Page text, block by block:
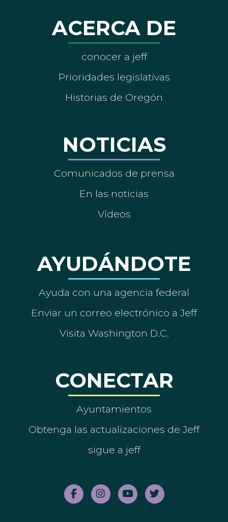
ACERCA DE
conocer a jeff
Prioridades legislativas
Historias de Oregón
NOTICIAS
Comunicados de prensa
En las noticias
Vídeos
AYUDÁNDOTE
Ayuda con una agencia federal
Enviar un correo electrónico a Jeff
Visita Washington D.C.
CONECTAR
Ayuntamientos
Obtenga las actualizaciones de Jeff
sigue a jeff